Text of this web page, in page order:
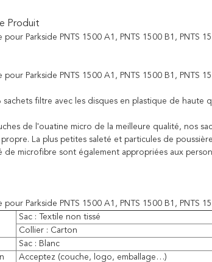
Produit
pour Parkside PNTS 1500 A1, PNTS 1500 B1, PNTS
pour Parkside PNTS 1500 A1, PNTS 1500 B1, PNTS
sachets filtre avec les disques en plastique de
de l'ouatine micro de la meilleure qualité, nos
La plus petites saleté et particules de
de microfibre sont également appropriées aux
pour Parkside PNTS 1500 A1, PNTS 1500 B1, PNTS
Sac : Textile non tissé
Collier : Carton
Sac : Blanc
Acceptez (couche, logo, emballage…)